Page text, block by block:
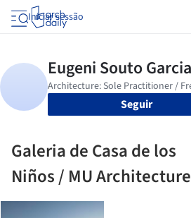
Iniciar sessão
Seguir
Galeria de Casa de los
Niños / MU Architecture